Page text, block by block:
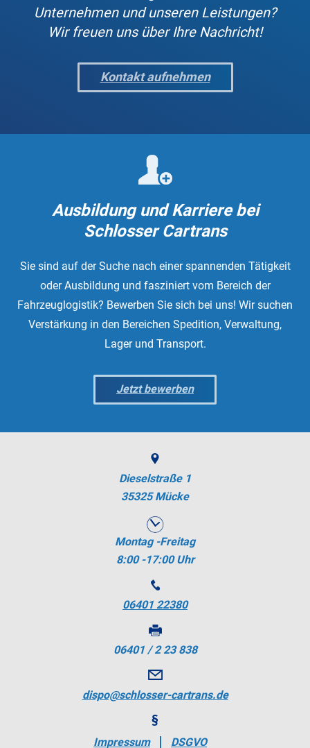
Unternehmen und unseren Leistungen?
Wir freuen uns über Ihre Nachricht!
Kontakt aufnehmen
Ausbildung und Karriere bei
Schlosser Cartrans
Sie sind auf der Suche nach einer spannenden Tätigkeit
oder Ausbildung und fasziniert vom Bereich der
Fahrzeuglogistik? Bewerben Sie sich bei uns! Wir suchen
Verstärkung in den Bereichen Spedition, Verwaltung,
Lager und Transport.
Jetzt bewerben
Dieselstraße 1
35325 Mücke
Montag -Freitag
8:00 -17:00 Uhr
06401 22380
06401 / 2 23 838
dispo@schlosser-cartrans.de
Impressum DSGVO